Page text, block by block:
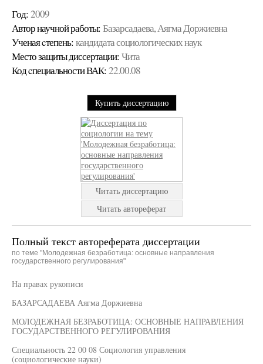
Год: 2009
Автор научной работы: Базарсадаева, Аягма Доржиевна
Ученая cтепень: кандидата социологических наук
Место защиты диссертации: Чита
Код cпециальности ВАК: 22.00.08
Купить диссертацию
Читать диссертацию
Читать автореферат
Полный текст автореферата диссертации
по теме "Молодежная безработица: основные направления
государственного регулирования"
На правах рукописи
БАЗАРСАДАЕВА Аягма Доржиевна
МОЛОДЕЖНАЯ БЕЗРАБОТИЦА: ОСНОВНЫЕ НАПРАВЛЕНИЯ
ГОСУДАРСТВЕННОГО РЕГУЛИРОВАНИЯ
Специальность 22 00 08 Социология управления
(социологические науки)